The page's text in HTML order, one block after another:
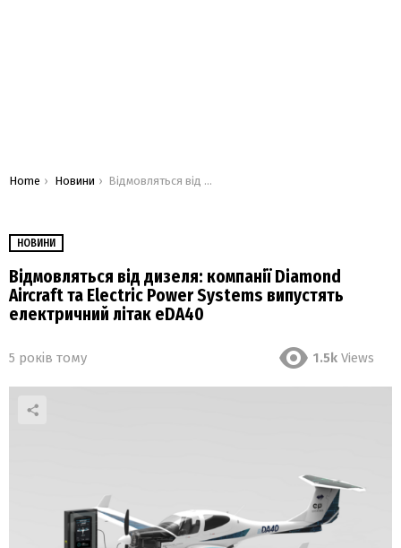
You are here:
Home Новини Відмовляться від дизеля: компанії Diamond Aircraft та Electric Power Systems випустять електричний літак eDA40
НОВИНИ
Відмовляться від дизеля: компанії Diamond
Aircraft та Electric Power Systems випустять
електричний літак eDA40
5 років тому 1.5k Views